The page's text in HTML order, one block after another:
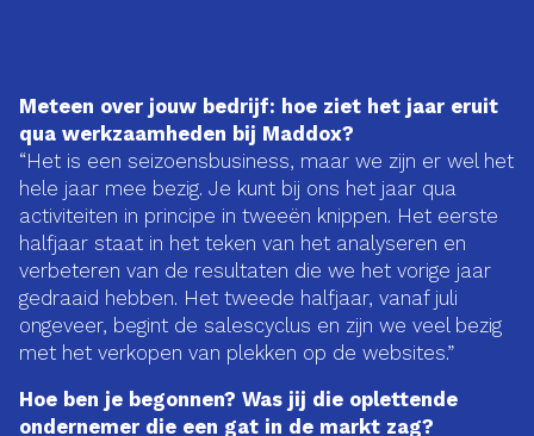
Meteen over jouw bedrijf: hoe ziet het jaar eruit
qua werkzaamheden bij Maddox?
“Het is een seizoensbusiness, maar we zijn er wel het
hele jaar mee bezig. Je kunt bij ons het jaar qua
activiteiten in principe in tweeën knippen. Het eerste
halfjaar staat in het teken van het analyseren en
verbeteren van de resultaten die we het vorige jaar
gedraaid hebben. Het tweede halfjaar, vanaf juli
ongeveer, begint de salescyclus en zijn we veel bezig
met het verkopen van plekken op de websites.”
Hoe ben je begonnen? Was jij die oplettende
ondernemer die een gat in de markt zag?